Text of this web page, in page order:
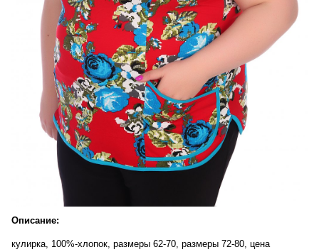
Описание:
кулирка, 100%-хлопок, размеры 62-70, размеры 72-80, цена